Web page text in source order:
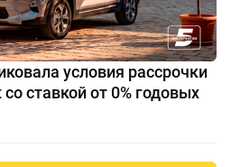
условия рассрочки
ставкой от 0% годовых